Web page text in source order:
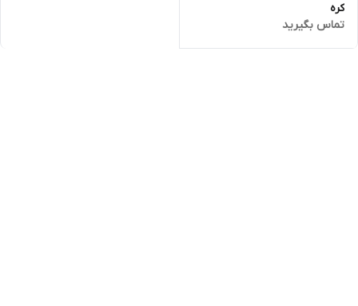
کره
تماس بگیرید